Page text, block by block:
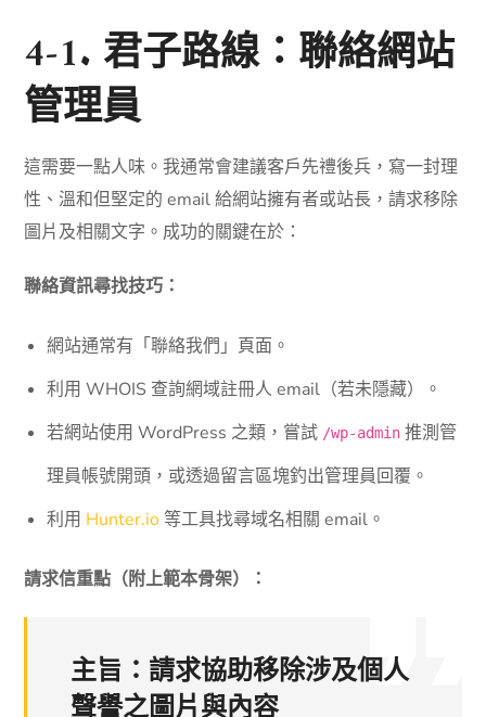
4-1. 君子路線：聯絡網站
管理員
這需要一點人味。我通常會建議客戶先禮後兵，寫一封理
性、溫和但堅定的 email 給網站擁有者或站長，請求移除
圖片及相關文字。成功的關鍵在於：
聯絡資訊尋找技巧：
網站通常有「聯絡我們」頁面。
利用 WHOIS 查詢網域註冊人 email（若未隱藏）。
若網站使用 WordPress 之類，嘗試 /wp-admin 推測管
理員帳號開頭，或透過留言區塊釣出管理員回覆。
利用 Hunter.io 等工具找尋域名相關 email。
請求信重點（附上範本骨架）：
主旨：請求協助移除涉及個人